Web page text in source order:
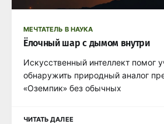
МЕЧТАТЕЛЬ В НАУКА
Ёлочный шар с дымом внутри
Искусственный интеллект помог
обнаружить природный аналог
«Оземпик» без обычных
ЧИТАТЬ ДАЛЕЕ